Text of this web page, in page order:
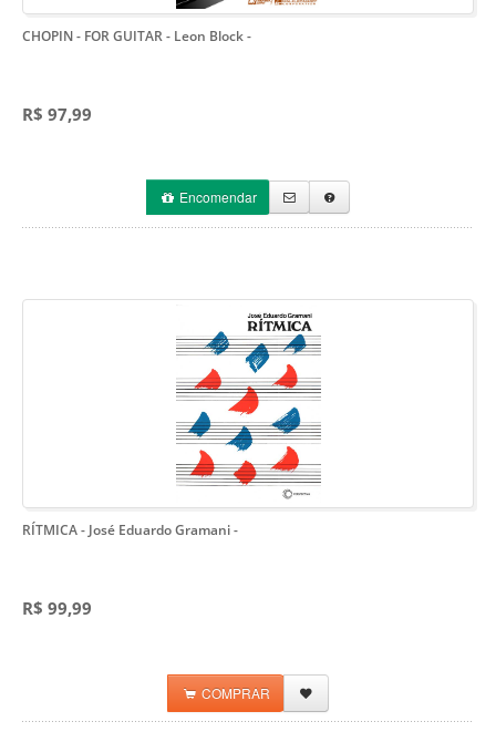
CHOPIN - FOR GUITAR - Leon Block-
R$ 97,99
Encomendar
RÍTMICA - José Eduardo Gramani-
R$ 99,99
COMPRAR